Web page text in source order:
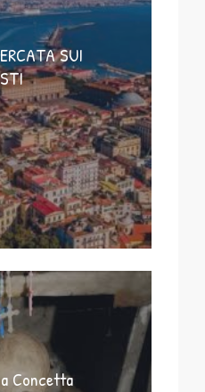
SUI
Concetta